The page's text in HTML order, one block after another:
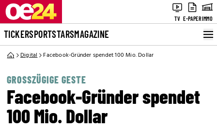
TV E-PAPERIMMO
TICKERSPORTSTARSMAGAZINE
Digital Facebook-Gründer spendet 100 Mio. Dollar
GROSSZÜGIGE GESTE
Facebook-Gründer spendet
100 Mio. Dollar